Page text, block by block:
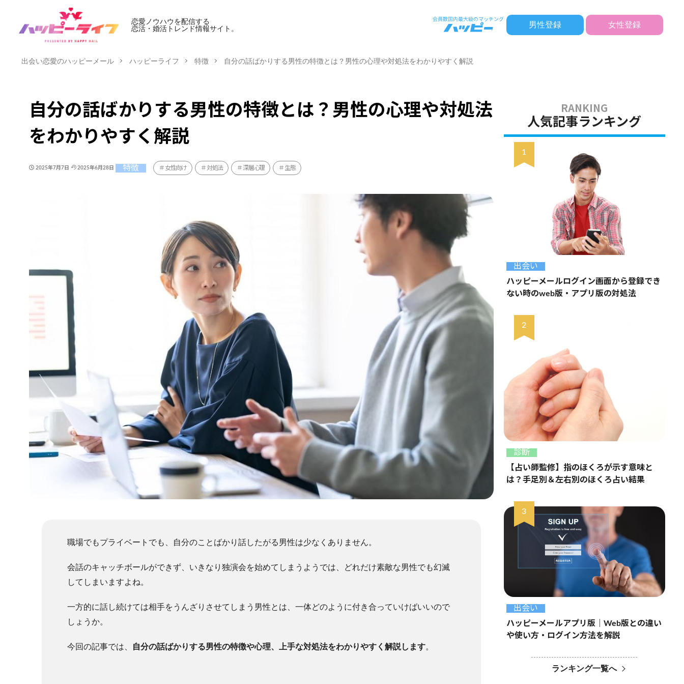
恋愛ノウハウを配信する
恋活・婚活トレンド情報サイト。
男性登録 女性登録
出会い恋愛のハッピーメール ハッピーライフ 特徴 自分の話ばかりする男性の特徴とは？男性の心理や対処法をわかりやすく解説
自分の話ばかりする男性の特徴とは？男性の心理や対処法
をわかりやすく解説
2025年7月7日 2025年6月28日 特徴 女性向け 対処法 深層心理 生態
職場でもプライベートでも、自分のことばかり話したがる男性は少なくありません。
会話のキャッチボールができず、いきなり独演会を始めてしまうようでは、どれだけ素敵な男性でも幻滅
してしまいますよね。
一方的に話し続けては相手をうんざりさせてしまう男性とは、一体どのように付き合っていけばいいので
しょうか。
今回の記事では、 自分の話ばかりする男性の特徴や心理、上手な対処法をわかりやすく解説します。
人気記事ランキング
出会い
ハッピーメールログイン画面から登録でき
ない時のweb版・アプリ版の対処法
診断
【占い師監修】指のほくろが示す意味と
は？手足別＆左右別のほくろ占い結果
出会い
ハッピーメールアプリ版｜Web版との違い
や使い方・ログイン方法を解説
ランキング一覧へ